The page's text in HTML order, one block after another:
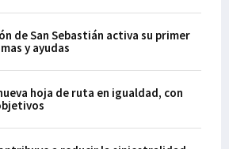
de San Sebastián activa su primer
y ayudas
hoja de ruta en igualdad, con